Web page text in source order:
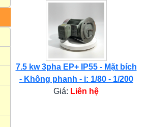
7.5 kw 3pha EP+ IP55 - Mặt bích
- Không phanh - i: 1/80 - 1/200
Giá: Liên hệ